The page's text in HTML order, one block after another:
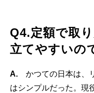
Q4.定額で取
立てやすいの
A. かつての日本は、
はシンプルだった。現